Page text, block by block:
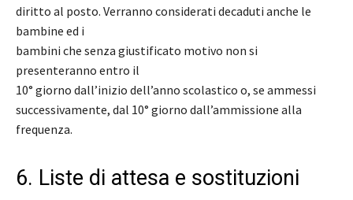
diritto al posto. Verranno considerati decaduti anche le
bambine ed i
bambini che senza giustificato motivo non si
presenteranno entro il
10° giorno dall’inizio dell’anno scolastico o, se ammessi
successivamente, dal 10° giorno dall’ammissione alla
frequenza.
6. Liste di attesa e sostituzioni